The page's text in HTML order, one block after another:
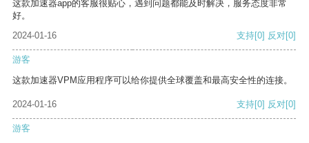
这款加速器app的客服很贴心，遇到问题都能及时解决，服务态度非常
好。
2024-01-16
支持[0] 反对[0]
游客
这款加速器VPM应用程序可以给你提供全球覆盖和最高安全性的连接。
2024-01-16 支持[0] 反对[0]
游客